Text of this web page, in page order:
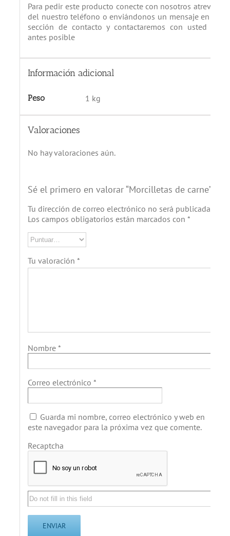
Para pedir este producto conecte con nosotros atreves
del nuestro teléfono o enviándonos un mensaje en la
sección de contacto y contactaremos con usted lo
antes posible
Información adicional
Peso 1 kg
Valoraciones
No hay valoraciones aún.
Sé el primero en valorar “Morcilletas de carne”
Tu dirección de correo electrónico no será publicada.
Los campos obligatorios están marcados con *
Tu valoración *
Nombre *
Correo electrónico *
Guarda mi nombre, correo electrónico y web en
este navegador para la próxima vez que comente.
Recaptcha